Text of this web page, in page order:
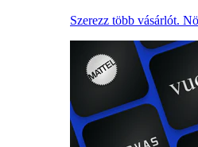
Szerezz több vásárlót.